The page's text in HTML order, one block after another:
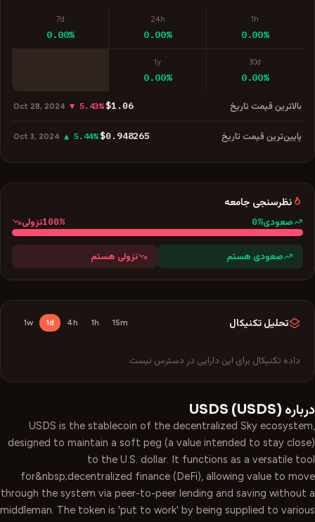
1h
0.00%
24h
0.00%
7d
0.00%
30d
0.00%
1y
0.00%
بالاترین قیمت تاریخ $1.06
▼ 5.43%
Oct 28, 2024
پایین‌ترین قیمت تاریخ $0.948265
▲ 5.44%
Oct 3, 2024
نظرسنجی جامعه
صعودی 0%
100% نزولی
صعودی هستم نزولی هستم
تحلیل تکنیکال 15m
1h
4h
1d
1w
داده تکنیکال برای این دارایی در دسترس نیست.
درباره USDS (USDS)
USDS is the stablecoin of the decentralized Sky ecosystem,
designed to maintain a soft peg (a value intended to stay close)
to the U.S. dollar. It functions as a versatile tool
for&nbsp;decentralized finance (DeFi), allowing value to move
through the system via peer-to-peer lending and saving without a
middleman. The token is 'put to work' by being supplied to various